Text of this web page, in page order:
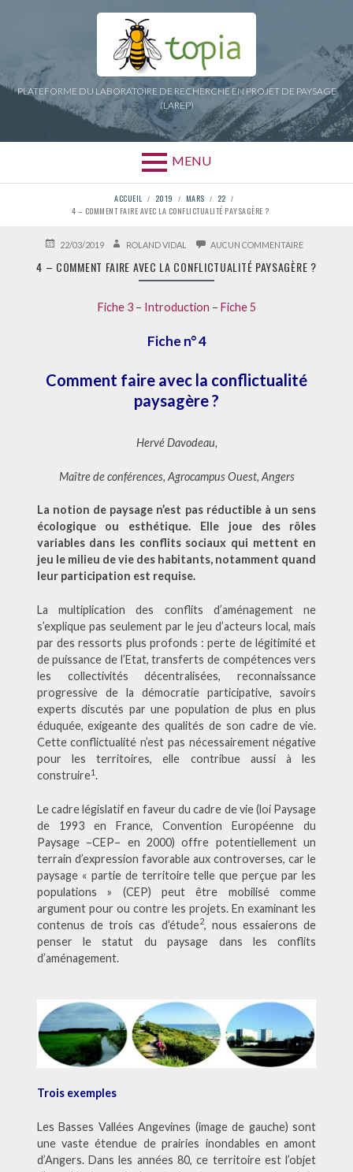
PLATEFORME DU LABORATOIRE DE RECHERCHE EN PROJET DE PAYSAGE
(LAREP)
MENU
D'ARIANE
ACCUEIL 2019 MARS
22
4 – COMMENT FAIRE AVEC LA CONFLICTUALITÉ PAYSAGÈRE ?
PUBLIÉ22/03/2019 AUTEURROLAND VIDAL AUCUN COMMENTAIRESUR
–
4 – COMMENT FAIRE AVEC LA CONFLICTUALITÉ PAYSAGÈRE ?
Fiche 3– Introduction – Fiche 5
Fiche n° 4
Comment faire avec la conflictualité
paysagère ?
Hervé Davodeau,
Maître de conférences, Agrocampus Ouest, Angers
La notion de paysage n’est pas réductible à un sens
écologique ou esthétique. Elle joue des rôles
variables dans les conflits sociaux qui mettent en
jeu le milieu de vie des habitants, notamment quand
leur participation est requise.
La multiplication des conflits d’aménagement ne
s’explique pas seulement par le jeu d’acteurs local, mais
par des ressorts plus profonds : perte de légitimité et
de puissance de l’Etat, transferts de compétences vers
les collectivités décentralisées, reconnaissance
progressive de la démocratie participative, savoirs
experts discutés par une population de plus en plus
éduquée, exigeante des qualités de son cadre de vie.
Cette conflictualité n’est pas nécessairement négative
pour les territoires, elle contribue aussi à les
construire1.
Le cadre législatif en faveur du cadre de vie (loi Paysage
de 1993 en France, Convention Européenne du
Paysage –CEP– en 2000) offre potentiellement un
terrain d’expression favorable aux controverses, car le
paysage « partie de territoire telle que perçue par les
populations » (CEP) peut être mobilisé comme
argument pour ou contre les projets. En examinant les
contenus de trois cas d’étude2, nous essaierons de
penser le statut du paysage dans les conflits
d’aménagement.
Trois exemples
Les Basses Vallées Angevines (image de gauche) sont
une vaste étendue de prairies inondables en amont
d’Angers. Dans les années 80, ce territoire est l’objet